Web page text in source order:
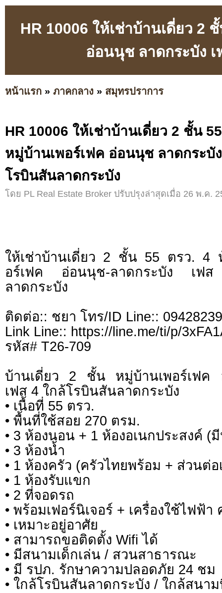
HR 10006 ให้เช่าบ้านเดี่ยว 2
อ่อนนุช ลาดกระบัง
หน้าแรก » ภาคกลาง » สมุทรปราการ
HR 10006 ให้เช่าบ้านเดี่ยว 2 ชั้น
หมู่บ้านเพอร์เฟค อ่อนนุช ลาดกระบั
โรบินสันลาดกระบัง
โดย PL Real Estate Broker ปรับปรุงล่าสุดเมื่อ 26 พ.ค.
ให้เช่าบ้านเดี่ยว 2 ชั้น 55 ตรว. 4
อร์เฟค อ่อนนุช-ลาดกระบัง เฟ
ลาดกระบัง
ติดต่อ:: ชยา โทร/ID Line::
Link Line:: https://line.me/ti/p/
รหัส# T26-709
บ้านเดี่ยว 2 ชั้น หมู่บ้านเพอร์เฟค
เฟส 4 ใกล้โรบินสันลาดกระบัง
• เนื้อที่ 55 ตรว.
• พื้นที่ใช้สอย 270 ตรม.
• 3 ห้องนอน + 1 ห้องอเนกประสงค์ (
• 3 ห้องน้ำ
• 1 ห้องครัว (ครัวไทยพร้อม + ส่วนต่อ
• 1 ห้องรับแขก
• 2 ที่จอดรถ
• พร้อมเฟอร์นิเจอร์ + เครื่องใช้ไฟฟ้า
• เหมาะอยู่อาศัย
• สามารถขอติดตั้ง Wifi ได้
• มีสนามเด็กเล่น / สวนสาธารณะ
• มี รปภ. รักษาความปลอดภัย 24 ชม
• ใกล้โรบินสันลาดกระบัง / ใกล้สนา